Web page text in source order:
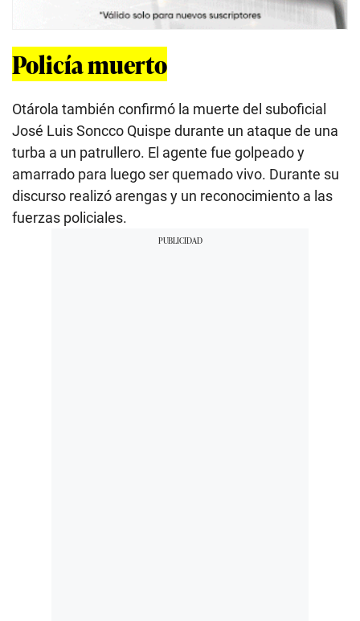
Policía muerto
Otárola también confirmó la muerte del suboficial
José Luis Soncco Quispe durante un ataque de una
turba a un patrullero. El agente fue golpeado y
amarrado para luego ser quemado vivo. Durante su
discurso realizó arengas y un reconocimiento a las
fuerzas policiales.